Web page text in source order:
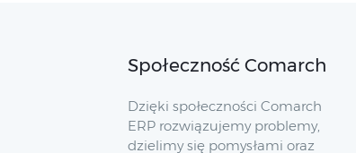
Społeczność Comarch
Dzięki społeczności Comarch
ERP rozwiązujemy problemy,
dzielimy się pomysłami oraz